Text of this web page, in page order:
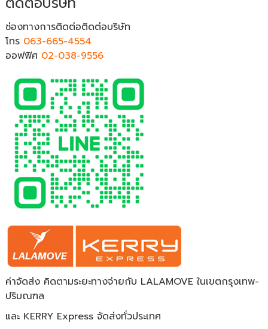
ช่องทางการติดต่อติดต่อบริษัท
โทร 063-665-4554
ออฟฟิศ 02-038-9556
ค่าจัดส่ง คิดตามระยะทางจ่ายกับ LALAMOVE ในเขตกรุงเทพ-
ปริมณฑล
และ KERRY Express จัดส่งทั่วประเทศ